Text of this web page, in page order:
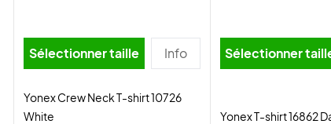
Sélectionner taille Info
Yonex Crew Neck T-shirt 10726
White
Sélectionner
Yonex T-shirt 16862